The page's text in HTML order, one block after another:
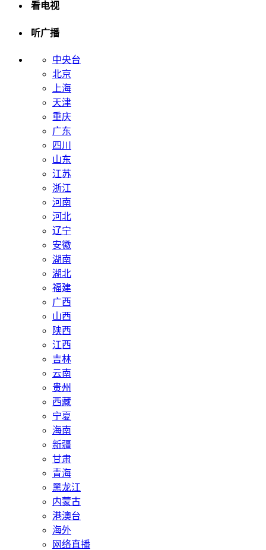
看电视
听广播
中央台
北京
上海
天津
重庆
广东
四川
山东
江苏
浙江
河南
河北
辽宁
安徽
湖南
湖北
福建
广西
山西
陕西
江西
吉林
云南
贵州
西藏
宁夏
海南
新疆
甘肃
青海
黑龙江
内蒙古
港澳台
海外
网络直播